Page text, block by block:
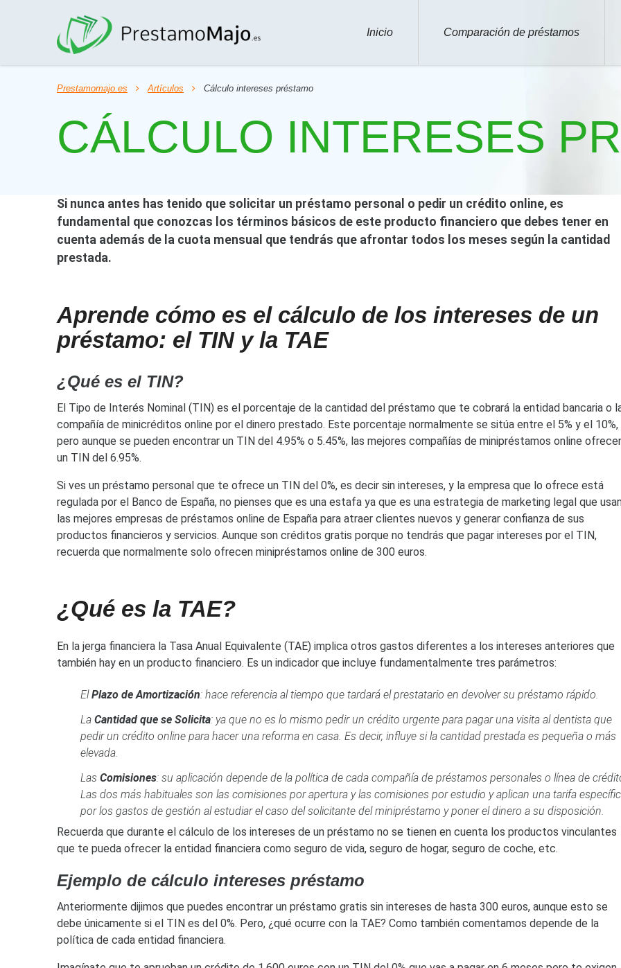
Inicio Comparación de préstamos
Prestamomajo.es Artículos Cálculo intereses préstamo
CÁLCULO INTERESES
Si nunca antes has tenido que solicitar un préstamo personal o pedir un crédito online, es
fundamental que conozcas los términos básicos de este producto financiero que debes tener en
cuenta además de la cuota mensual que tendrás que afrontar todos los meses según la cantidad
prestada.
Aprende cómo es el cálculo de los intereses de un
préstamo: el TIN y la TAE
¿Qué es el TIN?
El Tipo de Interés Nominal (TIN) es el porcentaje de la cantidad del préstamo que te cobrará la entidad bancaria o
compañía de minicréditos online por el dinero prestado. Este porcentaje normalmente se sitúa entre el 5% y el 10%,
pero aunque se pueden encontrar un TIN del 4.95% o 5.45%, las mejores compañías de minipréstamos online
un TIN del 6.95%.
Si ves un préstamo personal que te ofrece un TIN del 0%, es decir sin intereses, y la empresa que lo ofrece está
regulada por el Banco de España, no pienses que es una estafa ya que es una estrategia de marketing legal que
las mejores empresas de préstamos online de España para atraer clientes nuevos y generar confianza de sus
productos financieros y servicios. Aunque son créditos gratis porque no tendrás que pagar intereses por el TIN,
recuerda que normalmente solo ofrecen minipréstamos online de 300 euros.
¿Qué es la TAE?
En la jerga financiera la Tasa Anual Equivalente (TAE) implica otros gastos diferentes a los intereses anteriores que
también hay en un producto financiero. Es un indicador que incluye fundamentalmente tres parámetros:
ElPlazo de Amortización: hace referencia al tiempo que tardará el prestatario en devolver su préstamo rápido.
La Cantidad que se Solicita: ya que no es lo mismo pedir un crédito urgente para pagar una visita al dentista que
pedir un crédito online para hacer una reforma en casa. Es decir, influye si la cantidad prestada es pequeña o más
elevada.
Las Comisiones: su aplicación depende de la política de cada compañía de préstamos personales o línea de
Las dos más habituales son las comisiones por apertura y las comisiones por estudio y aplican una tarifa
por los gastos de gestión al estudiar el caso del solicitante del minipréstamo y poner el dinero a su disposición.
Recuerda que durante el cálculo de los intereses de un préstamo no se tienen en cuenta los productos vinculantes
que te pueda ofrecer la entidad financiera como seguro de vida, seguro de hogar, seguro de coche, etc.
Ejemplo de cálculo intereses préstamo
Anteriormente dijimos que puedes encontrar un préstamo gratis sin intereses de hasta 300 euros, aunque esto se
debe únicamente si el TIN es del 0%. Pero, ¿qué ocurre con la TAE? Como también comentamos depende de la
política de cada entidad financiera.